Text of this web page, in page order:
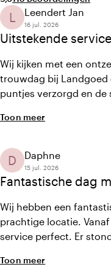
Uitstekende
L Leendert Jan
16 jul. 2026
Wij kijken met een
trouwdag bij Landgoed
puntjes verzorgd en de
de dag zelf heel ontspannen
het contact met
Toon meer
Fantastische dag
D Daphne
15 jul. 2026
Wij hebben een
prachtige locatie.
service perfect. Er
zorgde dat alles soepel
Toon meer